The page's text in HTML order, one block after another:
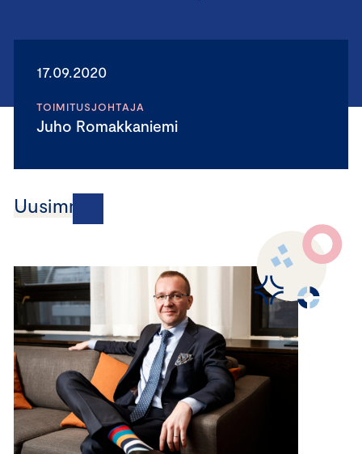
17.09.2020
TOIMITUSJOHTAJA
Juho Romakkaniemi
Uusimmat